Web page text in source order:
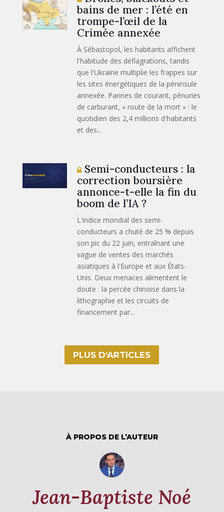
bains de mer : l’été en
trompe-l’œil de la
Crimée annexée
À Sébastopol, les habitants affichent
l'habitude des déflagrations, tandis
que l'Ukraine multiplie les frappes sur
les sites énergétiques de la péninsule
annexée. Pannes de courant, pénuries
de carburant, « route de la mort » : le
quotidien des 2,4 millions d'habitants
et des...
Semi-conducteurs : la
correction boursière
annonce-t-elle la fin du
boom de l’IA ?
L'indice mondial des semi-
conducteurs a chuté de 25 % depuis
son pic du 22 juin, entraînant une
vague de ventes des marchés
asiatiques à l'Europe et aux États-
Unis. Deux menaces alimentent le
doute : la percée chinoise dans la
lithographie et les circuits de
financement par...
PLUS D‘ARTICLES
À PROPOS DE L’AUTEUR
Jean-Baptiste Noé